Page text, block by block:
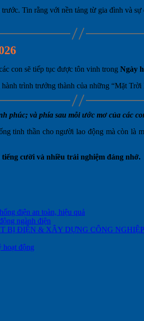
Tin rằng với nền tảng từ gia đình và
con sẽ tiếp tục được tôn vinh trong Ngày
trình trưởng thành của những “Mặt
phúc; và phía sau mỗi ước mơ của các
tinh thần cho người lao động mà còn là
cười và nhiều trải nghiệm đáng nhớ.
điện an toàn, hiệu quả
ngành điện
BỊ ĐIỆN & XÂY DỰNG CÔNG
hoạt động